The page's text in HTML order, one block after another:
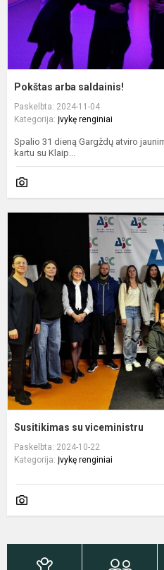
Pokštas arba saldainis!
Paskelbta: 2024-11-04
Kategorija: Įvykę renginiai
Spalio 31 dieną Gargždų atviro
kartu su Klaip...
Susitikimas su viceministru
Paskelbta: 2024-10-22
Kategorija: Įvykę renginiai